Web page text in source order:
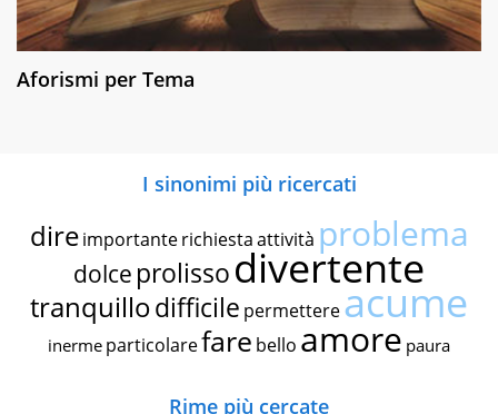
Aforismi per Tema
I sinonimi più ricercati
dire importante richiestaattività problema
dolce prolissodivertente
tranquillodifficile permettereacume
inerme particolarefare bello amore paura
Rime più cercate